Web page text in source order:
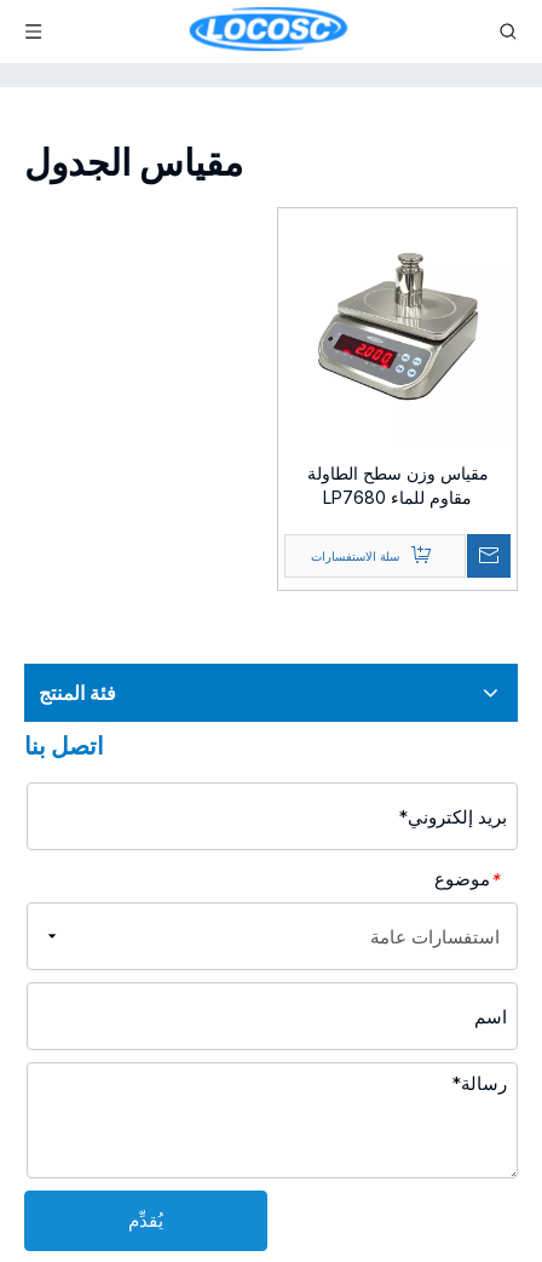
مقياس الجدول
مقياس وزن سطح الطاولة
مقاوم للماء LP7680
سلة الاستفسارات
فئة المنتج
اتصل بنا
*موضوع
يُقدِّم